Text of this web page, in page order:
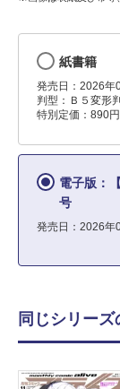
紙書籍
発売日：2026年
判型：Ｂ５変形
特別定価：890
電子版：
号
発売日：2026年
同じシリーズ